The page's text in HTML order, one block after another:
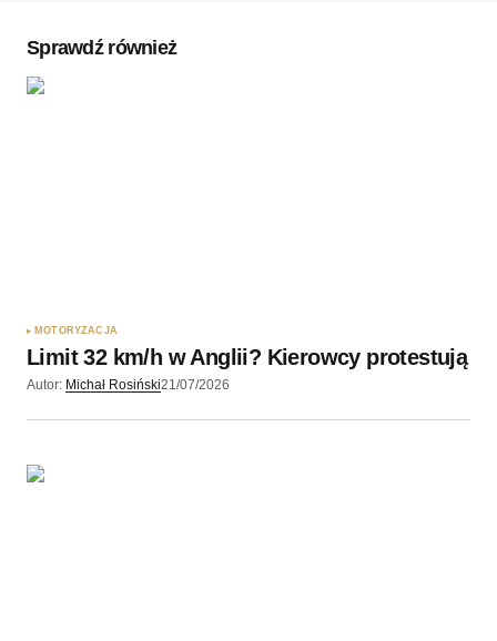
Wyślij komentarz
Sprawdź również
MOTORYZACJA
Limit 32 km/h w Anglii? Kierowcy protestują
Autor: Michał Rosiński21/07/2026